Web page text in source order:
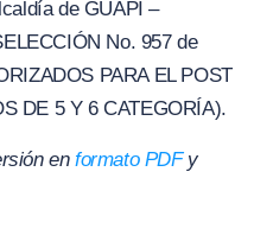
de GUAPÍ –
No. 957 de
PARA EL POST
DE 5 Y 6 CATEGORÍA).
en formato PDFy